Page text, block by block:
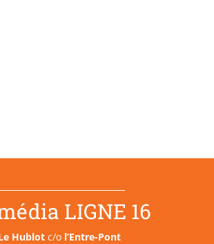
LIGNE 16
Hublot c/o l’Entre-Pont